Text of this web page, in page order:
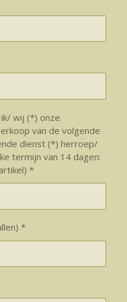
wij (*) onze
van de volgende
dienst (*) herroep/
termijn van 14 dagen:
*
*